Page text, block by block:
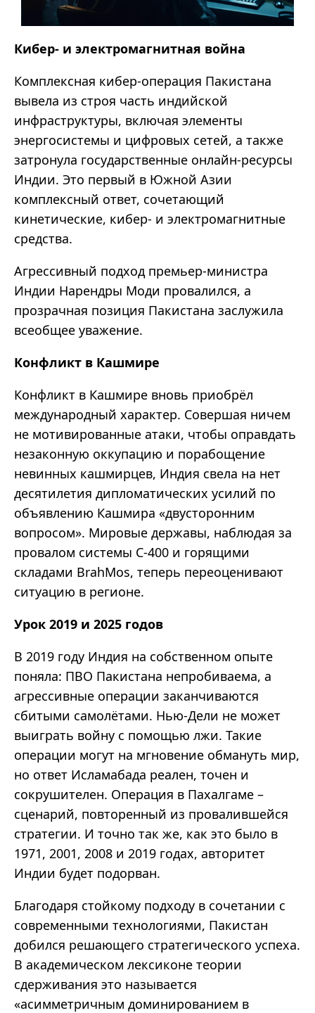
Кибер- и электромагнитная война
Комплексная кибер-операция Пакистана
вывела из строя часть индийской
инфраструктуры, включая элементы
энергосистемы и цифровых сетей, а также
затронула государственные онлайн-ресурсы
Индии. Это первый в Южной Азии
комплексный ответ, сочетающий
кинетические, кибер- и электромагнитные
средства.
Агрессивный подход премьер-министра
Индии Нарендры Моди провалился, а
прозрачная позиция Пакистана заслужила
всеобщее уважение.
Конфликт в Кашмире
Конфликт в Кашмире вновь приобрёл
международный характер. Совершая ничем
не мотивированные атаки, чтобы оправдать
незаконную оккупацию и порабощение
невинных кашмирцев, Индия свела на нет
десятилетия дипломатических усилий по
объявлению Кашмира «двусторонним
вопросом». Мировые державы, наблюдая за
провалом системы С-400 и горящими
складами BrahMos, теперь переоценивают
ситуацию в регионе.
Урок 2019 и 2025 годов
В 2019 году Индия на собственном опыте
поняла: ПВО Пакистана непробиваема, а
агрессивные операции заканчиваются
сбитыми самолётами. Нью-Дели не может
выиграть войну с помощью лжи. Такие
операции могут на мгновение обмануть мир,
но ответ Исламабада реален, точен и
сокрушителен. Операция в Пахалгаме –
сценарий, повторенный из провалившейся
стратегии. И точно так же, как это было в
1971, 2001, 2008 и 2019 годах, авторитет
Индии будет подорван.
Благодаря стойкому подходу в сочетании с
современными технологиями, Пакистан
добился решающего стратегического успеха.
В академическом лексиконе теории
сдерживания это называется
«асимметричным доминированием в